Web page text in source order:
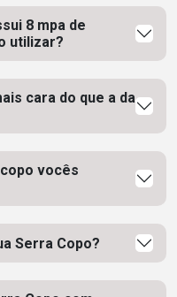
8 mpa de
utilizar?
cara do que a da
vocês
Serra Copo?